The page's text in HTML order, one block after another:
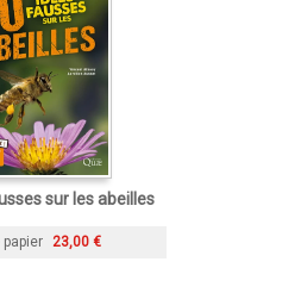
sur les abeilles
papier 23,00 €